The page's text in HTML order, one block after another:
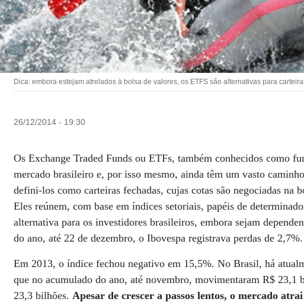
Dica: embora estejam atrelados à bolsa de valores, os ETFS são alternativas para
26/12/2014 - 19:30
Os Exchange Traded Funds ou ETFs, também conhecidos como
mercado brasileiro e, por isso mesmo, ainda têm um vasto
defini-los como carteiras fechadas, cujas cotas são negociadas na
Eles reúnem, com base em índices setoriais, papéis de
alternativa para os investidores brasileiros, embora sejam
do ano, até 22 de dezembro, o Ibovespa registrava perdas de 2,7%.
Em 2013, o índice fechou negativo em 15,5%. No Brasil, há
que no acumulado do ano, até novembro, movimentaram R$
23,3 bilhões.Apesar de crescer a passos lentos, o mercado